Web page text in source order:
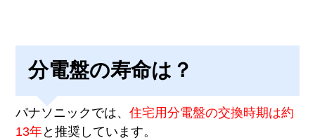
分電盤の寿命は？
パナソニックでは、住宅用分電盤の交換時期は約
13年と推奨しています。